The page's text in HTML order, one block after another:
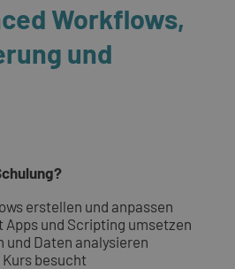
Workflows,
und
erstellen und anpassen
und Scripting umsetzen
Daten analysieren
Kurs besucht